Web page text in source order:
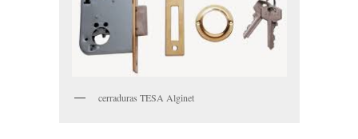
cerraduras TESA Alginet